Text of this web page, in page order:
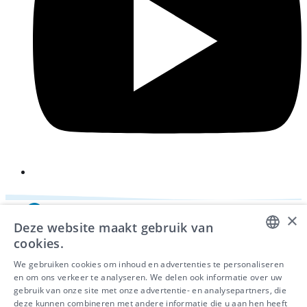
DUTCH
FRENCH
×
Deze website maakt gebruik van
cookies.
We gebruiken cookies om inhoud en advertenties te personaliseren
en om ons verkeer te analyseren. We delen ook informatie over uw
gebruik van onze site met onze advertentie- en analysepartners, die
deze kunnen combineren met andere informatie die u aan hen heeft